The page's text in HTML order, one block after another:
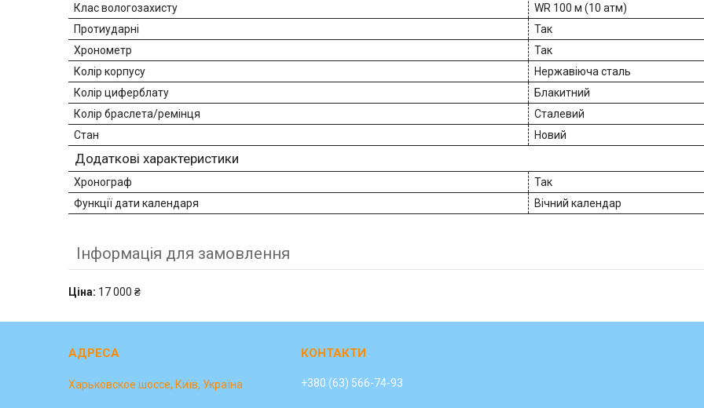
Клас вологозахисту
WR 100 м (10 атм)
Протиударні
Так
Хронометр
Так
Колір корпусу
Нержавіюча сталь
Колір циферблату
Блакитний
Колір браслета/ремінця
Сталевий
Стан
Новий
Додаткові характеристики
Хронограф
Так
Функції дати календаря
Вічний календар
Інформація для замовлення
Ціна: 17 000 ₴
Харьковское шоссе, Київ, Україна +380 (63) 566-74-93